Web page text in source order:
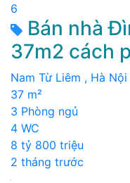
6
Bán nhà
37m2 cách
Nam Từ Liêm , Hà Nội
37 m²
3 Phòng ngủ
4 WC
8 tỷ 800 triệu
2 tháng trước